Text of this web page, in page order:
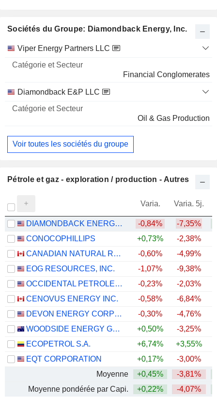
Sociétés du Groupe: Diamondback Energy, Inc.
Nom
Catégorie
Secteur
Viper Energy Partners LLC
Financial Conglomerates
Diamondback E&P LLC
Oil & Gas Production
Voir toutes les sociétés du groupe
Pétrole et gaz - exploration / production - Autres
Varia. Varia. 5j.
DIAMONDBACK ENERGY, INC. -0,84% -7,35%
CONOCOPHILLIPS
+0,73% -2,38%
CANADIAN NATURAL RESOURCES LIMITED
-0,60% -4,99%
EOG RESOURCES, INC.
-1,07% -9,38%
OCCIDENTAL PETROLEUM CORPORATION
-0,23% -2,03%
CENOVUS ENERGY INC.
-0,58% -6,84%
DEVON ENERGY CORPORATION
-0,30% -4,76%
WOODSIDE ENERGY GROUP LTD
+0,50% -3,25%
ECOPETROL S.A.
+6,74% +3,55%
EQT CORPORATION
+0,17% -3,00%
Moyenne
+0,45% -3,81%
Moyenne pondérée par Capi.
+0,22% -4,07%